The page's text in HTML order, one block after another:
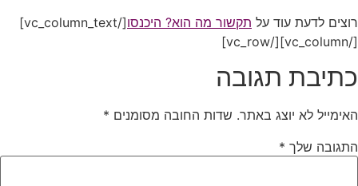
רוצים לדעת עוד על תקשור מה הוא? היכנסו
[/vc_column_text]
[/vc_column][/vc_row]
כתיבת תגובה
האימייל לא יוצג באתר. שדות החובה מסומנים *
התגובה שלך *